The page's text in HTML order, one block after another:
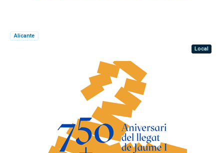
Alicante
Local